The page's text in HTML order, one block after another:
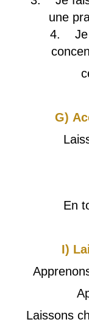
une
4. Je
G)
En
I)
Laissons